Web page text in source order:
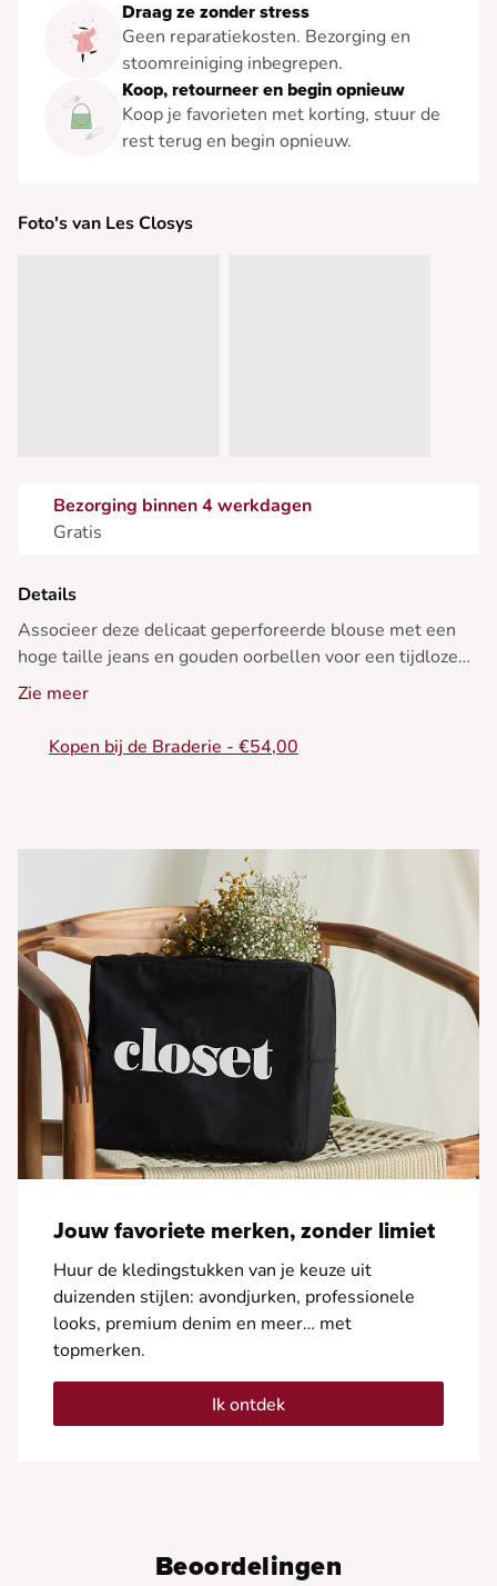
Draag ze zonder stress
Geen reparatiekosten. Bezorging en
stoomreiniging inbegrepen.
Koop, retourneer en begin opnieuw
Koop je favorieten met korting, stuur de
rest terug en begin opnieuw.
Foto's van Les Closys
Bezorging binnen 4 werkdagen
Gratis
Details
Associeer deze delicaat geperforeerde blouse met een
hoge taille jeans en gouden oorbellen voor een tijdloze
elegantie, perfect voor elk seizoen.
• Blouse van kant
• 3/4 mouwen
• Geperforeerde stof
Zie meer
Kopen bij de Braderie - €54,00
Jouw favoriete merken, zonder limiet
Huur de kledingstukken van je keuze uit
duizenden stijlen: avondjurken, professionele
looks, premium denim en meer… met
topmerken.
Ik ontdek
Beoordelingen